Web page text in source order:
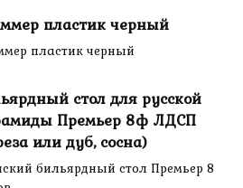
пластик черный
пластик черный
стол для русской
Премьер 8ф ЛДСП
или дуб, сосна)
бильярдный стол Премьер 8